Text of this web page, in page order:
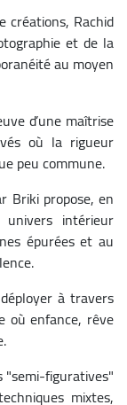
créations, Rachid
et de la
au moyen
d’une maîtrise
où la rigueur
peu commune.
Briki propose, en
intérieur
épurées et au
à travers
où enfance, rêve
"semi-figuratives"
mixtes,